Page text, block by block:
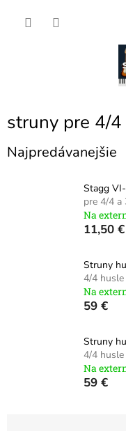
struny pre 4/
Najpredávanejšie
Stagg
pre 4/4 a
Na
11,50 €
Struny
4/4
Na
59 €
Struny
4/4
Na
59 €